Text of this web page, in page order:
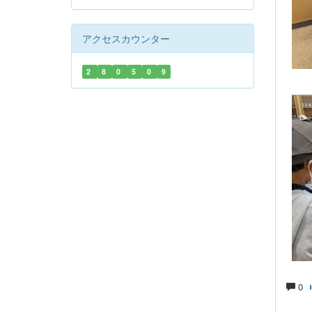
0
アクセスカウンター
2 8 0 5 0 9